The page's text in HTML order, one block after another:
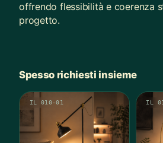
offrendo flessibilità e coerenza
progetto.
Spesso richiesti insieme
IL 010-01 IL